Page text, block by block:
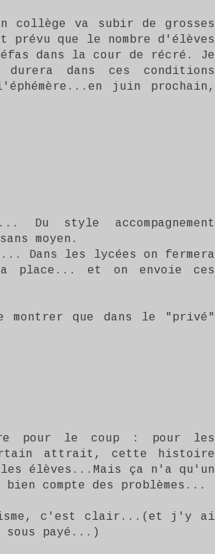
collège va subir de grosses
que le nombre d'élèves
dans la cour de récré. Je
dans ces conditions
juin prochain,
Du style accompagnement
moyen.
Dans les lycées on fermera
place... et on envoie ces
montrer que dans le "privé"
pour le coup : pour les
attrait, cette histoire
élèves...Mais ça n'a qu'un
compte des problèmes...
c'est clair...(et j'y ai
payé...)